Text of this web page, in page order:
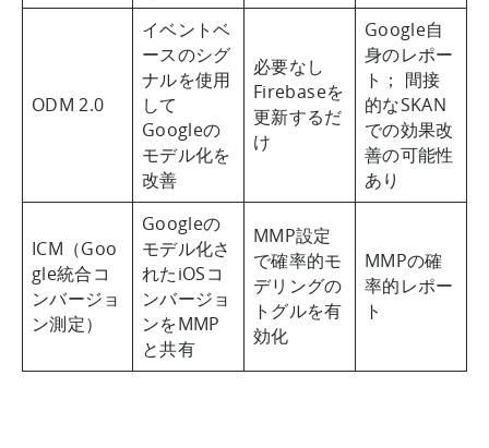
ODM 2.0
イベントベ
ースのシグ
ナルを使用
して
Googleの
モデル化を
改善
必要なし
Firebaseを
更新するだ
け
Google自
身のレポー
ト； 間接
的なSKAN
での効果改
善の可能性
あり
ICM（Goo
gle統合コ
ンバージョ
ン測定）​
Googleの
モデル化さ
れたiOSコ
ンバージョ
ンをMMP
と共有
MMP設定
で確率的モ
デリングの
トグルを有
効化
MMPの確
率的レポー
ト